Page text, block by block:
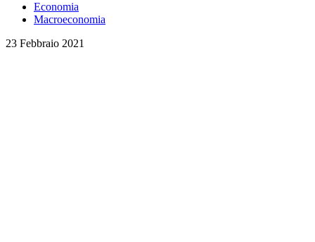
Economia
Macroeconomia
23 Febbraio 2021